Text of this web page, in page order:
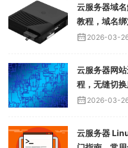
云服务器域
教程，域名
2026-03-
云服务器网
程，无缝切
2026-03-
云服务器